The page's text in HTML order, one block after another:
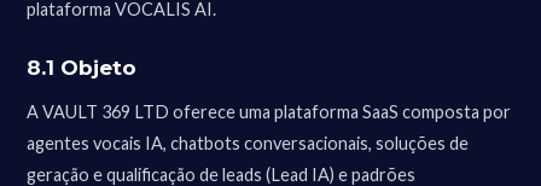
plataforma VOCALIS AI.
8.1 Objeto
A VAULT 369 LTD oferece uma plataforma SaaS composta por
agentes vocais IA, chatbots conversacionais, soluções de
geração e qualificação de leads (Lead IA) e padrões